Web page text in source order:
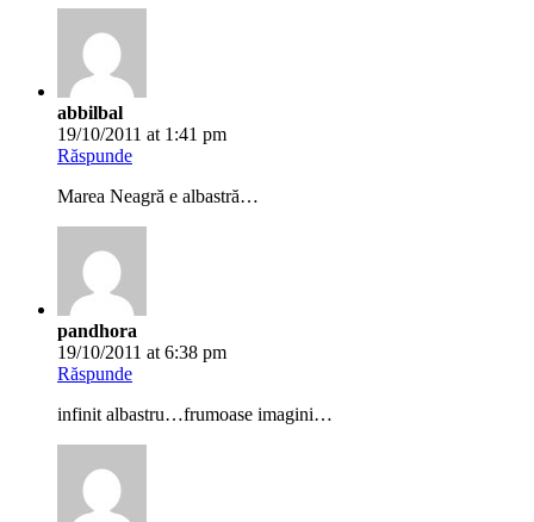
abbilbal
19/10/2011 at 1:41 pm
Răspunde
Marea Neagră e albastră…
pandhora
19/10/2011 at 6:38 pm
Răspunde
infinit albastru…frumoase imagini…